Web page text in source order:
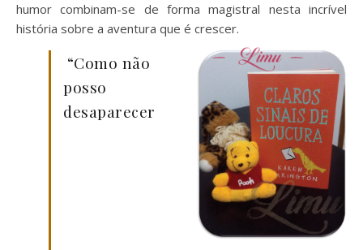
humor combinam-se de forma magistral nesta incrível
história sobre a aventura que é crescer.
“Como não
posso
desaparecer